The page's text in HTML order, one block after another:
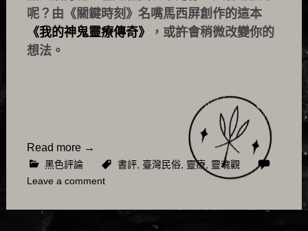
呢？由《關鍵時刻》名嘴馬西屏創作的這本
《我的神鬼靈療傳奇》
，或許會稍微改變你的
想法。
Read more →
黑色評論 書評, 臺灣民俗, 靈療, 靈魂觀
Leave a comment